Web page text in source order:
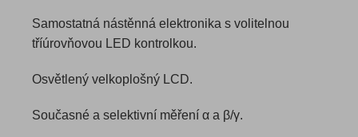
Samostatná nástěnná elektronika s volitelnou
tříúrovňovou LED kontrolkou.
Osvětlený velkoplošný LCD.
Současné a selektivní měření α a β/γ.